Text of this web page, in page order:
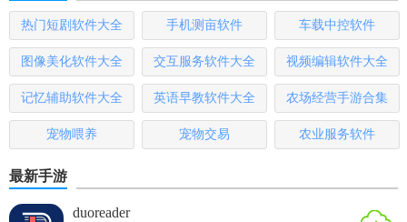
2. 开启权限：打开软件后，根据提示授予必要的权限，如位
置信息、悬浮窗等。
3. 设定位置：在地图界面选择或输入目标位置，点击“确定”进
行定位模拟。
4. 应用选择：在软件内选择需要模拟定位的应用，确保其位
置信息被正确修改。
【Fake Location免费解锁版推荐】
热门短剧软件大全 手机测亩软件 车载中控软件
图像美化软件大全 交互服务软件大全 视频编辑软件大全
记忆辅助软件大全 英语早教软件大全 农场经营手游合集
宠物喂养 宠物交易 农业服务软件
最新手游
duoreader